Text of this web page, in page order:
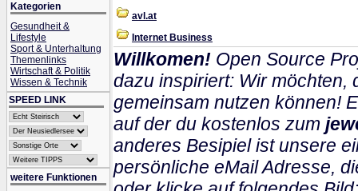
Kategorien
Gesundheit &
Lifestyle
Sport & Unterhaltung
Themenlinks
Wirtschaft & Politik
Wissen & Technik
SPEED LINK
weitere Funktionen
avl.at
Internet Business
Willkomen! Open Source
dazu inspiriert: Wir möchten,
gemeinsam nutzen können!
auf der du kostenlos zum
anderes Besipiel ist unsere
persönliche eMail Adresse,